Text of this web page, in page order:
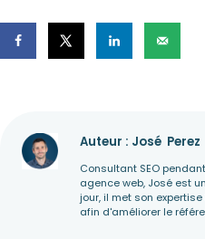
Auteur : José Perez
Consultant SEO
agence web, José est
jour, il met son
afin d'améliorer le